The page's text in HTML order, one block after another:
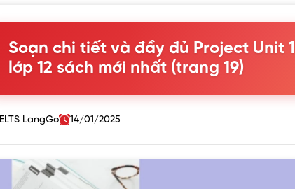
Soạn chi tiết và đầy đủ Project Unit 1
lớp 12 sách mới nhất (trang 19)
IELTS LangGo 14/01/2025